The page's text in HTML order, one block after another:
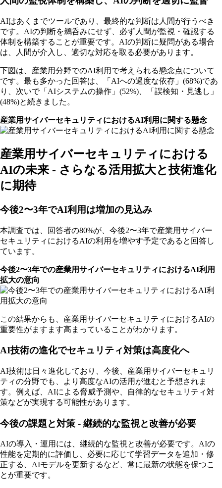
AIはあくまでツールであり、最終的な判断は人間が行うべき
です。AIの判断を鵜呑みにせず、必ず人間が監視・確認する
体制を構築することが重要です。AIの判断に疑問がある場合
は、人間が介入し、適切な対応を取る必要があります。
下図は、産業用分野でのAI利用で考えられる懸念点について
です。最も多かった回答は、「AIへの過度な依存」(68%)であ
り、次いで「AIシステムの操作」(52%)、「誤検知・見逃し」
(48%)と続きました。
産業用サイバーセキュリティにおけるAI利用に関する懸念
産業用サイバーセキュリティにおける
AIの未来 - さらなる活用拡大と技術進化
に期待
今後2〜3年でAI利用は増加の見込み
本調査では、回答者の80%が、今後2〜3年で産業用サイバー
セキュリティにおけるAIの利用を増やす予定であると回答し
ています。
今後2〜3年での産業用サイバーセキュリティにおけるAI利用
拡大の意向
この結果からも、産業用サイバーセキュリティにおけるAIの
重要性がますます高まっていることがわかります。
AI技術の進化でセキュリティ対策は高度化へ
AI技術は日々進化しており、今後、産業用サイバーセキュリ
ティの分野でも、より高度なAIの活用が進むと予想されま
す。例えば、AIによる脅威予測や、自律的なセキュリティ対
策などが実現する可能性があります。
今後の課題と対策 - 継続的な監視と改善が必要
AIの導入・運用には、継続的な監視と改善が必要です。AIの
性能を定期的に評価し、必要に応じて学習データを追加・修
正する、AIモデルを更新するなど、常に最新の状態を保つこ
とが重要です。